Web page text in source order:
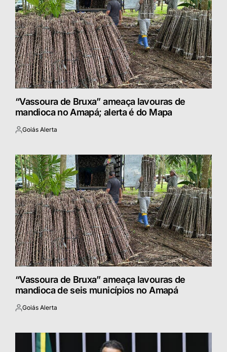
“Vassoura de Bruxa” ameaça lavouras de
mandioca no Amapá; alerta é do Mapa
Postado
Goiás Alerta
“Vassoura de Bruxa” ameaça lavouras de
mandioca de seis municípios no Amapá
Postado
Goiás Alerta